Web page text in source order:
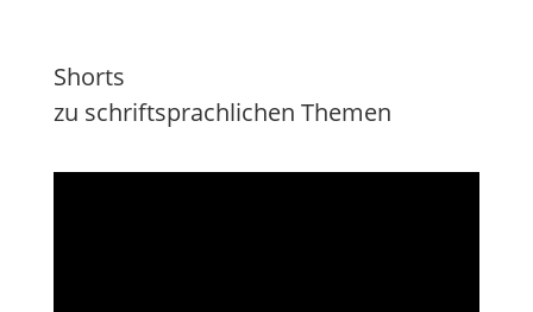
Shorts
zu schriftsprachlichen Themen